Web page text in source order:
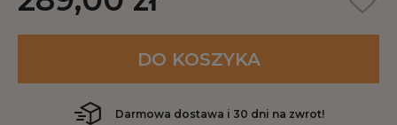
DO KOSZYKA
Darmowa dostawa i 30 dni na zwrot!